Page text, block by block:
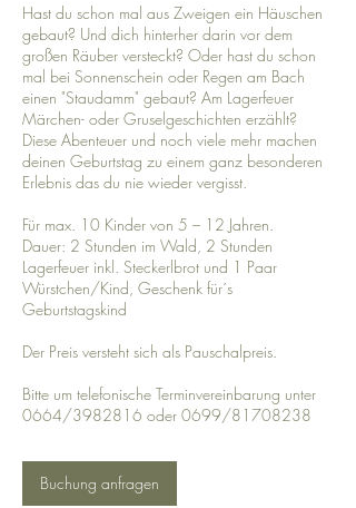
Hast du schon mal aus Zweigen ein Häuschen
gebaut? Und dich hinterher darin vor dem
großen Räuber versteckt? Oder hast du schon
mal bei Sonnenschein oder Regen am Bach
einen "Staudamm" gebaut? Am Lagerfeuer
Märchen- oder Gruselgeschichten erzählt?
Diese Abenteuer und noch viele mehr machen
deinen Geburtstag zu einem ganz besonderen
Erlebnis das du nie wieder vergisst.
Für max. 10 Kinder von 5 – 12 Jahren.
Dauer: 2 Stunden im Wald, 2 Stunden
Lagerfeuer inkl. Steckerlbrot und 1 Paar
Würstchen/Kind, Geschenk für´s
Geburtstagskind
Der Preis versteht sich als Pauschalpreis.
Bitte um telefonische Terminvereinbarung unter
Buchung anfragen